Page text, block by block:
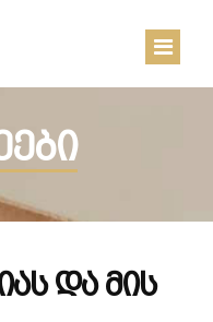
და მის